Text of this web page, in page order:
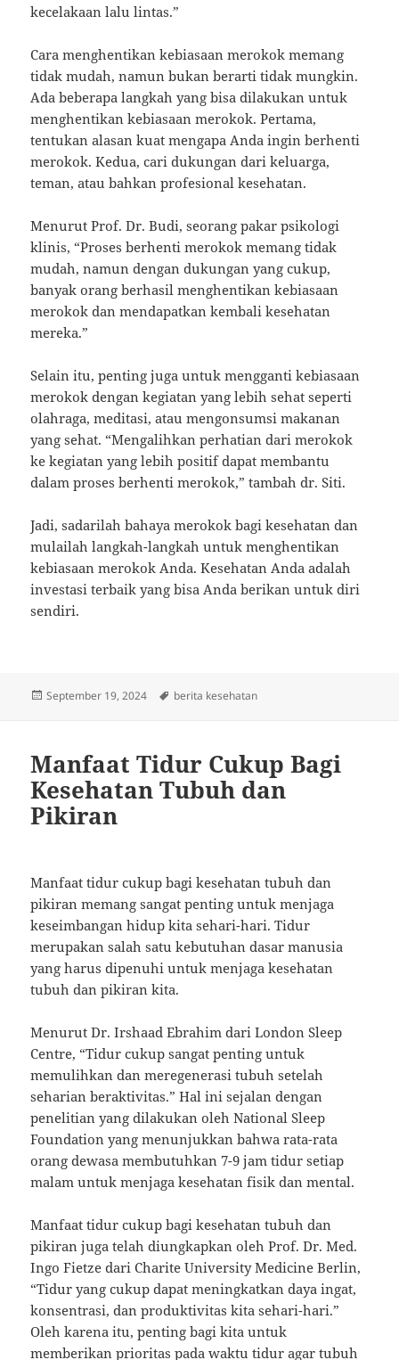
kecelakaan lalu lintas.”
Cara menghentikan kebiasaan merokok memang
tidak mudah, namun bukan berarti tidak mungkin.
Ada beberapa langkah yang bisa dilakukan untuk
menghentikan kebiasaan merokok. Pertama,
tentukan alasan kuat mengapa Anda ingin berhenti
merokok. Kedua, cari dukungan dari keluarga,
teman, atau bahkan profesional kesehatan.
Menurut Prof. Dr. Budi, seorang pakar psikologi
klinis, “Proses berhenti merokok memang tidak
mudah, namun dengan dukungan yang cukup,
banyak orang berhasil menghentikan kebiasaan
merokok dan mendapatkan kembali kesehatan
mereka.”
Selain itu, penting juga untuk mengganti kebiasaan
merokok dengan kegiatan yang lebih sehat seperti
olahraga, meditasi, atau mengonsumsi makanan
yang sehat. “Mengalihkan perhatian dari merokok
ke kegiatan yang lebih positif dapat membantu
dalam proses berhenti merokok,” tambah dr. Siti.
Jadi, sadarilah bahaya merokok bagi kesehatan dan
mulailah langkah-langkah untuk menghentikan
kebiasaan merokok Anda. Kesehatan Anda adalah
investasi terbaik yang bisa Anda berikan untuk diri
sendiri.
Posted
September 19, 2024 Tags
berita kesehatan
Manfaat Tidur Cukup Bagi
Kesehatan Tubuh dan
Pikiran
Manfaat tidur cukup bagi kesehatan tubuh dan
pikiran memang sangat penting untuk menjaga
keseimbangan hidup kita sehari-hari. Tidur
merupakan salah satu kebutuhan dasar manusia
yang harus dipenuhi untuk menjaga kesehatan
tubuh dan pikiran kita.
Menurut Dr. Irshaad Ebrahim dari London Sleep
Centre, “Tidur cukup sangat penting untuk
memulihkan dan meregenerasi tubuh setelah
seharian beraktivitas.” Hal ini sejalan dengan
penelitian yang dilakukan oleh National Sleep
Foundation yang menunjukkan bahwa rata-rata
orang dewasa membutuhkan 7-9 jam tidur setiap
malam untuk menjaga kesehatan fisik dan mental.
Manfaat tidur cukup bagi kesehatan tubuh dan
pikiran juga telah diungkapkan oleh Prof. Dr. Med.
Ingo Fietze dari Charite University Medicine Berlin,
“Tidur yang cukup dapat meningkatkan daya ingat,
konsentrasi, dan produktivitas kita sehari-hari.”
Oleh karena itu, penting bagi kita untuk
memberikan prioritas pada waktu tidur agar tubuh